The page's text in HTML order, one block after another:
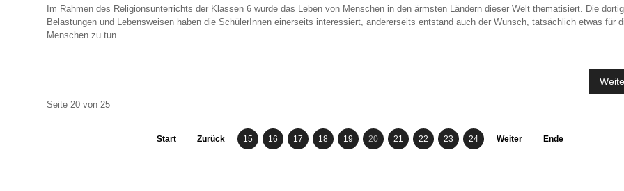
Im Rahmen des Religionsunterrichts der Klassen 6 wurde das Leben von Menschen in den ärmsten Ländern dieser Welt thematisiert. Die
Belastungen und Lebensweisen haben die SchülerInnen einerseits interessiert, andererseits entstand auch der Wunsch, tatsächlich etwas für
Menschen zu tun.
Seite 20 von 25
Start Zurück 15 16 17 18 19 20 21 22 23 24 Weiter Ende